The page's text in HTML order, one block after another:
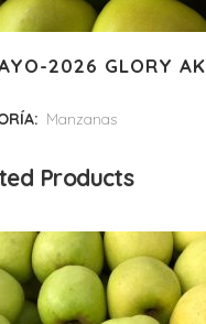
2026 GLORY AK
Manzanas
Products